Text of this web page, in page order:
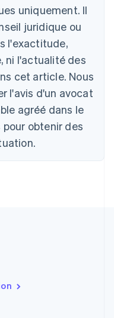
uniquement. Il
juridique ou
l'exactitude,
ni l'actualité des
cet article. Nous
l'avis d'un avocat
agréé dans le
obtenir des